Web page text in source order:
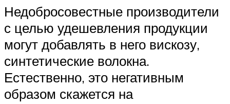
Недобросовестные производители
с целью удешевления продукции
могут добавлять в него вискозу,
синтетические волокна.
Естественно, это негативным
образом скажется на